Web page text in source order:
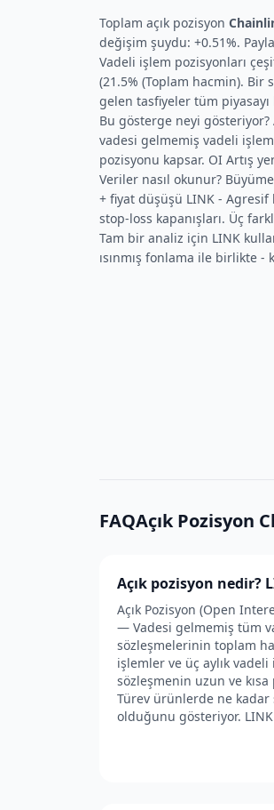
Toplam açık pozisyon
değişim şuydu: +0.51%.
Vadeli işlem pozisyonları
(21.5% (Toplam hacmin). Bir
gelen tasfiyeler tüm
Bu gösterge neyi
vadesi gelmemiş vadeli
pozisyonu kapsar. OI Artış
Veriler nasıl okunur?
+ fiyat düşüşü LINK - Agresif
stop-loss kapanışları. Üç
Tam bir analiz için LINK
ısınmış fonlama ile birlikte
FAQAçık Pozisyon
Açık pozisyon nedir?
Açık Pozisyon (Open
— Vadesi gelmemiş tüm
sözleşmelerinin toplam
işlemler ve üç aylık
sözleşmenin uzun ve kısa
Türev ürünlerde ne
olduğunu gösteriyor.